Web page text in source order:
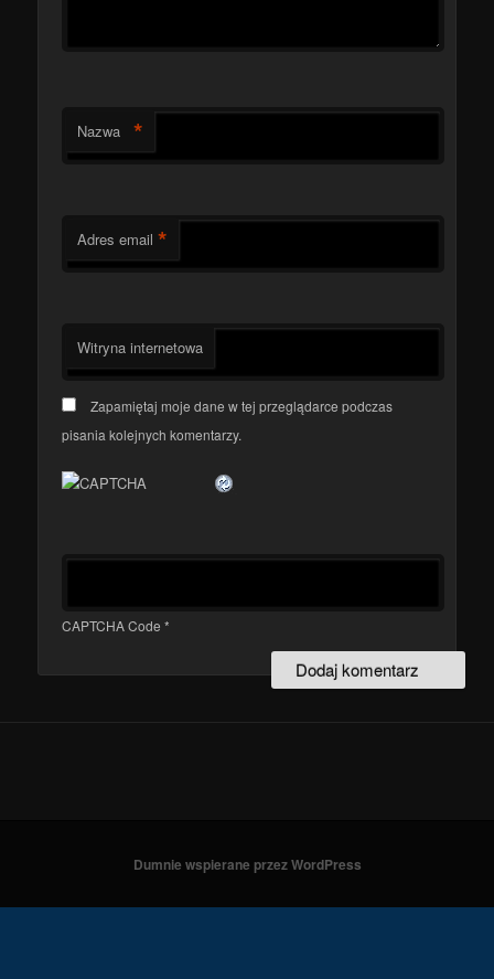
Nazwa *
Adres email *
Witryna internetowa
Zapamiętaj moje dane w tej przeglądarce podczas
pisania kolejnych komentarzy.
CAPTCHA Code *
Dumnie wspierane przez WordPress